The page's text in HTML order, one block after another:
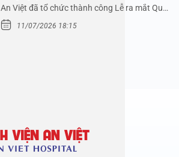
An Việt đã tổ chức thành công Lễ ra mắt Quỹ
Mầm Xanh…
11/07/2026 18:15